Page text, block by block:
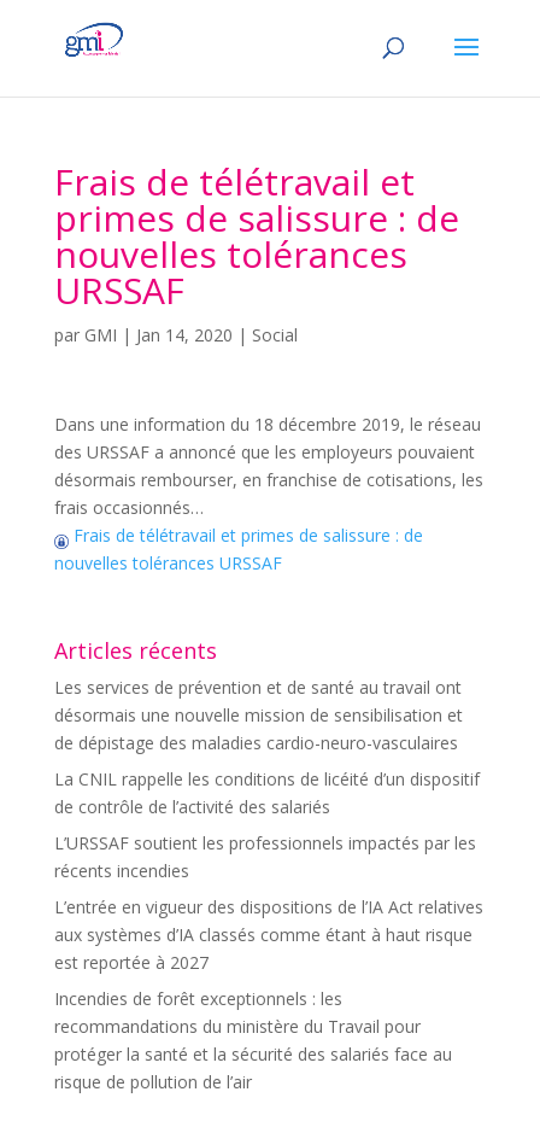
Frais de télétravail et
primes de salissure : de
nouvelles tolérances
URSSAF
par GMI | Jan 14, 2020 | Social
Dans une information du 18 décembre 2019, le réseau
des URSSAF a annoncé que les employeurs pouvaient
désormais rembourser, en franchise de cotisations, les
frais occasionnés…
Frais de télétravail et primes de salissure : de
nouvelles tolérances URSSAF
Articles récents
Les services de prévention et de santé au travail ont
désormais une nouvelle mission de sensibilisation et
de dépistage des maladies cardio-neuro-vasculaires
La CNIL rappelle les conditions de licéité d’un dispositif
de contrôle de l’activité des salariés
L’URSSAF soutient les professionnels impactés par les
récents incendies
L’entrée en vigueur des dispositions de l’IA Act relatives
aux systèmes d’IA classés comme étant à haut risque
est reportée à 2027
Incendies de forêt exceptionnels : les
recommandations du ministère du Travail pour
protéger la santé et la sécurité des salariés face au
risque de pollution de l’air